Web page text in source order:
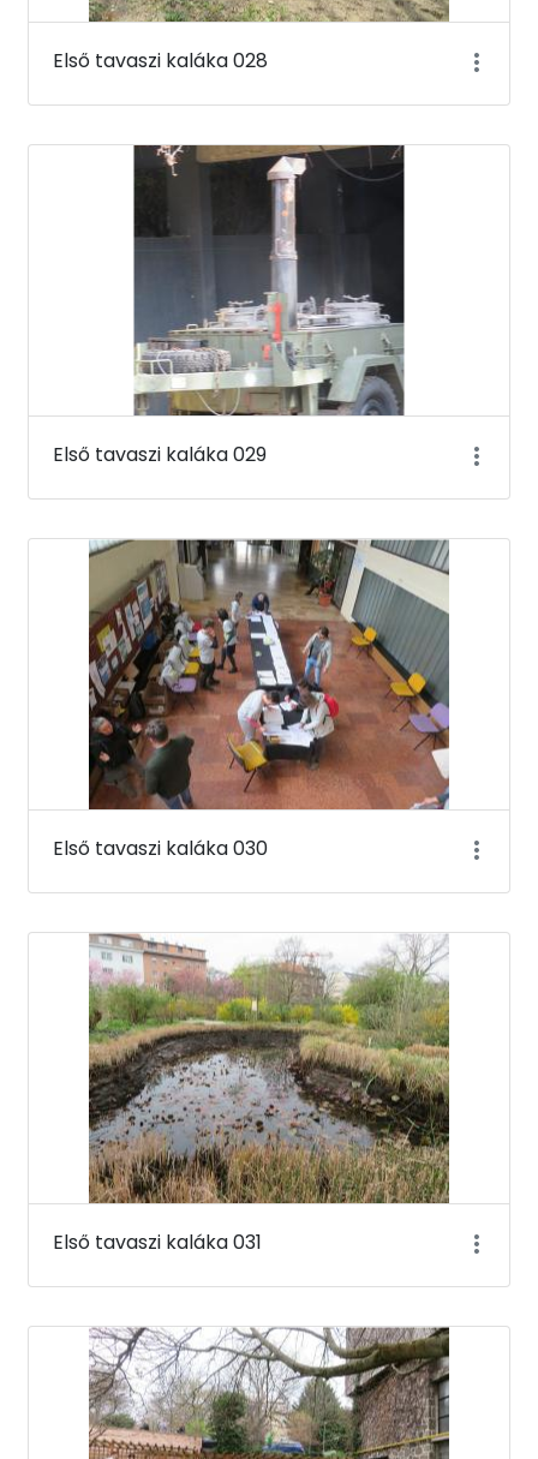
Első tavaszi kaláka 028
Első tavaszi kaláka 029
Első tavaszi kaláka 030
Első tavaszi kaláka 031